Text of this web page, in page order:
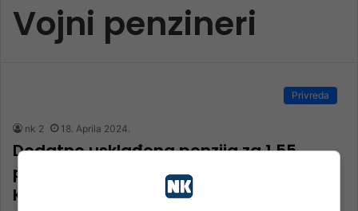
Vojni penzineri
Privreda
nk 2 18. Aprila 2024.
Dodatno usklađena penzija za 1,55
posto, minimalna će biti veća za 8,35
KM